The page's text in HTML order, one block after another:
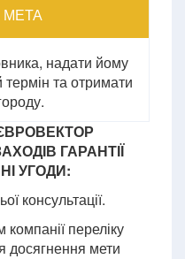
надати йому
термін та отримати
ГАРАНТІЇ
УГОДИ:
консультації.
переліку
досягнення мети